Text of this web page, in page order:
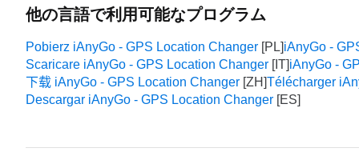
他の言語で利用可能なプログラム
Pobierz iAnyGo - GPS Location Changer
iAnyGo -
Scaricare iAnyGo - GPS Location Changer
iAnyGo -
下载 iAnyGo - GPS Location Changer
Télécharger
Descargar iAnyGo - GPS Location Changer